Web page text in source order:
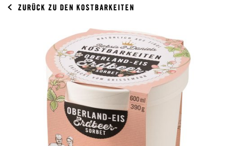
ZURÜCK ZU DEN KOSTBARKEITEN